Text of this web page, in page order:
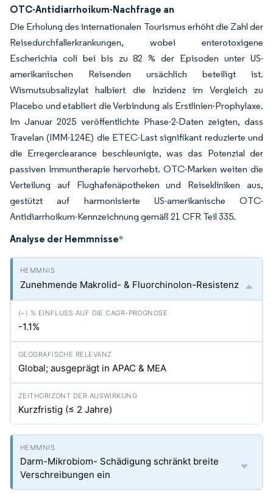
OTC-Antidiarrhoikum-Nachfrage an
Die Erholung des internationalen Tourismus erhöht die Zahl der
Reisedurchfallerkrankungen, wobei enterotoxigene
Escherichia coli bei bis zu 82 % der Episoden unter US-
amerikanischen Reisenden ursächlich beteiligt ist.
Wismutsubsalizylat halbiert die Inzidenz im Vergleich zu
Placebo und etabliert die Verbindung als Erstlinien-Prophylaxe.
Im Januar 2025 veröffentlichte Phase-2-Daten zeigten, dass
Travelan (IMM-124E) die ETEC-Last signifikant reduzierte und
die Erregerclearance beschleunigte, was das Potenzial der
passiven Immuntherapie hervorhebt. OTC-Marken weiten die
Verteilung auf Flughafenäpotheken und Reisekliniken aus,
gestützt auf harmonisierte US-amerikanische OTC-
Antidiarrhoikum-Kennzeichnung gemäß 21 CFR Teil 335.
Analyse der Hemmnisse*
Zunehmende Makrolid- & Fluorchinolon-Resistenz
-1.1%
Global; ausgeprägt in APAC & MEA
Kurzfristig (≤ 2 Jahre)
Darm-Mikrobiom- Schädigung schränkt breite
Verschreibungen ein